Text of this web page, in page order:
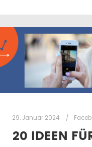
29. Januar 2024
20 IDEEN